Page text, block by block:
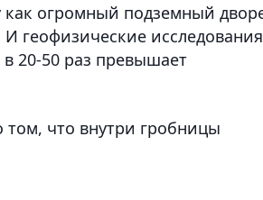
огромный подземный
геофизические исследования
20-50 раз превышает
том, что внутри гробницы